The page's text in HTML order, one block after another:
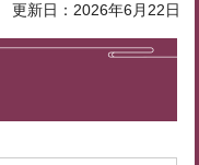
更新日：2026年6月22日